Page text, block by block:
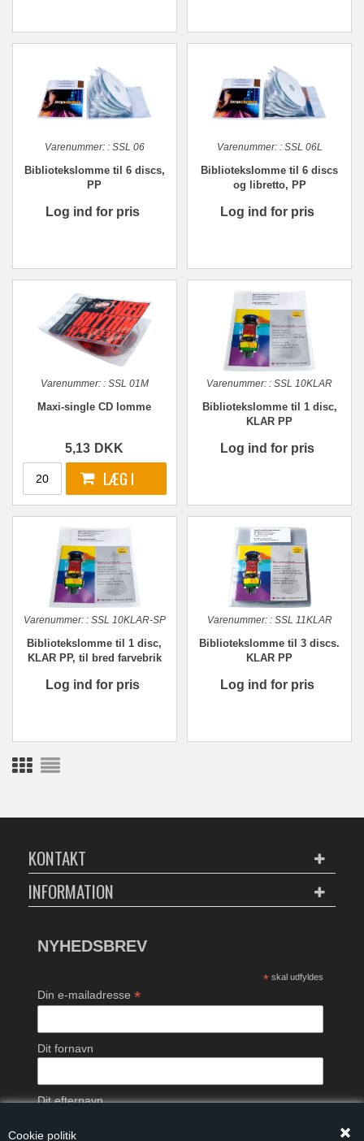
Cookie politik
Varenummer:: SSL 06
Bibliotekslomme til 6 discs,
PP
Log ind for pris
Varenummer:: SSL 06L
Bibliotekslomme til 6 discs
og libretto, PP
Log ind for pris
Varenummer:: SSL 01M
Maxi-single CD lomme
5,13 DKK
Varenummer: : SSL 10KLAR
Bibliotekslomme til 1 disc,
KLAR PP
Log ind for pris
Varenummer:: SSL 10KLAR-SP
Bibliotekslomme til 1 disc,
KLAR PP, til bred farvebrik
Log ind for pris
Varenummer:: SSL 11KLAR
Bibliotekslomme til 3 discs.
KLAR PP
Log ind for pris
KONTAKT
INFORMATION
NYHEDSBREV
* skal udfyldes
Din e-mailadresse*
Dit fornavn
Dit efternavn